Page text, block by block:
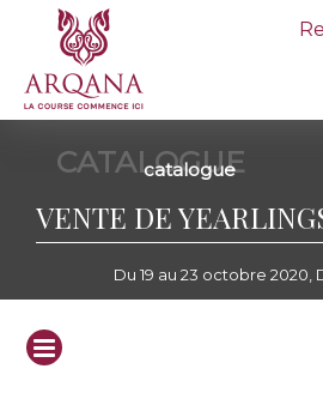
CATALOGUE
catalogue
VENTE DE
Du 19 au 23 octobre 2020,